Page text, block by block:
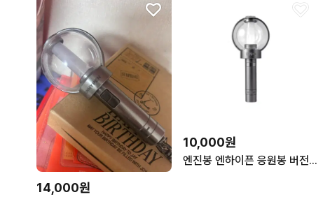
14,000원
10,000원
엔진봉 엔하이픈 응원봉 버전2 대여